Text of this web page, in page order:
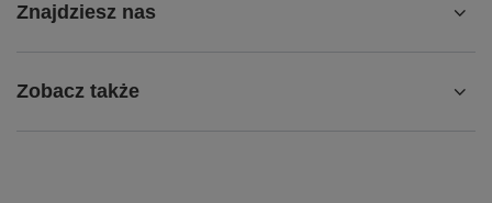
Znajdziesz nas
Zobacz także